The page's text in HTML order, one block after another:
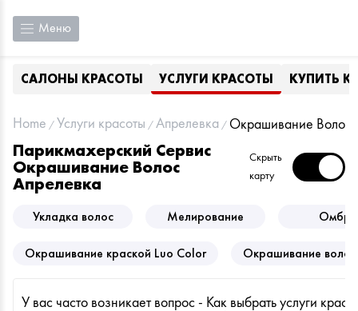
Меню
САЛОНЫ КРАСОТЫ УСЛУГИ КРАСОТЫ КУПИТЬ
Home Услуги красоты Апрелевка Окрашивание Волос
Парикмахерский Сервис
Окрашивание Волос
Апрелевка
Скрыть
карту
Укладка волос Мелирование Омбре
Окрашивание краской Luo Color Окрашивание
У вас часто возникает вопрос - Как выбрать услуги